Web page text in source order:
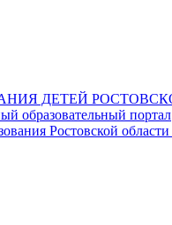
образовательный портал